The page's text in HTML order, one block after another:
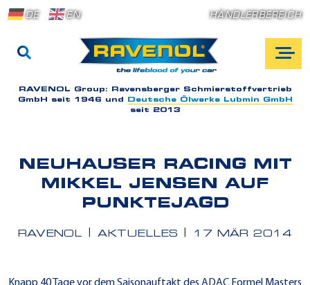
DE EN HÄNDLERBEREICH
RAVENOL Group: Ravensberger Schmierstoffvertrieb
GmbH seit 1946 und
Deutsche Ölwerke Lubmin GmbH
seit 2013
NEUHAUSER RACING MIT
MIKKEL JENSEN AUF
PUNKTEJAGD
RAVENOL AKTUELLES 17 MÄR 2014
Knapp 40 Tage vor dem Saisonauftakt des ADAC Formel Masters